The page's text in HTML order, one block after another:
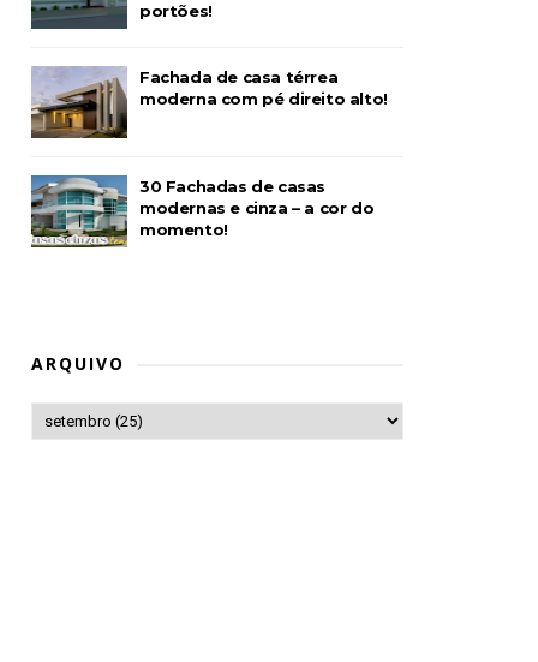
portões!
Fachada de casa térrea
moderna com pé direito alto!
30 Fachadas de casas
modernas e cinza – a cor do
momento!
ARQUIVO